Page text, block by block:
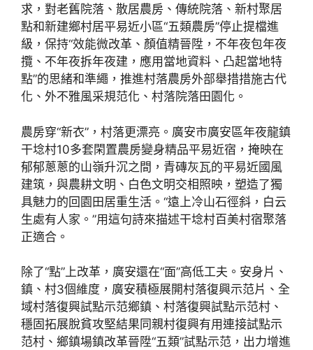
求，對老舊院落、散居農房、傳統院落、新村聚居
點和新建鄉村居平易近小區“五類農房”停止提檔進
級，保持“效能微改革、顏值精晉陞，不年夜包年夜
攬、不年夜拆年夜建，應用當地資料、凸起當地特
點”的思緒和準繩，推進村落農房外部舉措措施古代
化、外不雅風采規范化、村落院落田園化。
農房穿“新衣”，村落更漂亮。廣安市廣安區年夜龍鎮
干埝村10多套閑置農房變身精品平易近宿，掩映在
郁郁蔥蔥的山嶺升沉之間，青磚灰瓦的平易近國風
建筑，與農耕文明、白色文明交相照映，塑造了獨
具魅力的回園田居重生活。“遠上冷山石徑斜，白云
生處有人家。”用這句詩來描述干埝村百美村宿聚落
正適合。
除了“點”上改革，廣安還在“面”高低工夫。安身片、
鎮、村3個維度，廣安積極展開村落復興示范片、全
域村落復興試點示范鄉鎮、村落復興試點示范村、
穩固拓展脫貧攻堅結果同親村復興有用連接試點示
范村、鄉鎮場鎮改革晉陞“五類”試點示范，出力增進